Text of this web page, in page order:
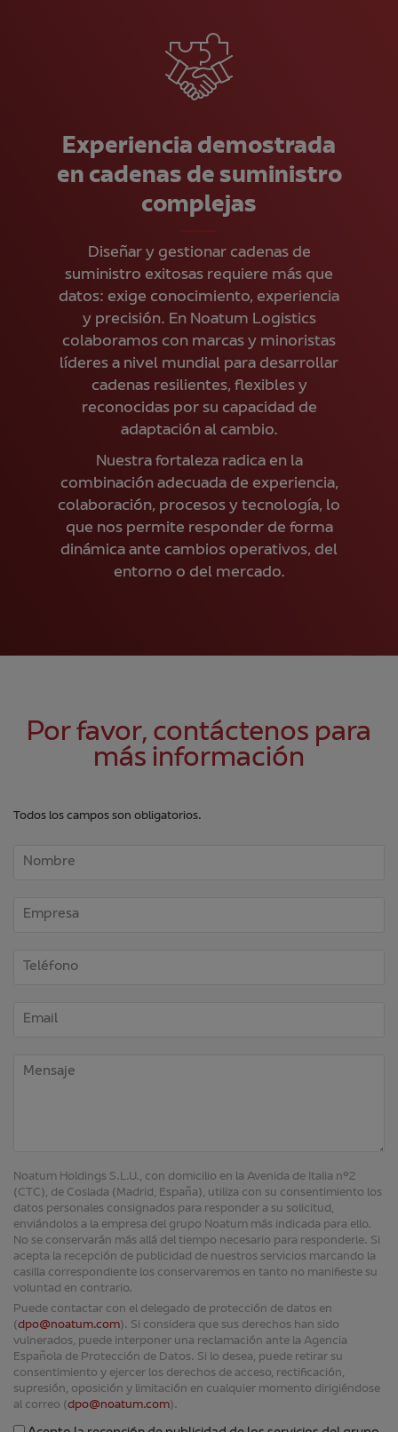
Experiencia demostrada
en cadenas de suministro
complejas
Diseñar y gestionar cadenas de
suministro exitosas requiere más que
datos: exige conocimiento, experiencia
y precisión. En Noatum Logistics
colaboramos con marcas y minoristas
líderes a nivel mundial para desarrollar
cadenas resilientes, flexibles y
reconocidas por su capacidad de
adaptación al cambio.
Nuestra fortaleza radica en la
combinación adecuada de experiencia,
colaboración, procesos y tecnología, lo
que nos permite responder de forma
dinámica ante cambios operativos, del
entorno o del mercado.
Por favor, contáctenos para
más información
Todos los campos son obligatorios.
Noatum Holdings S.L.U., con domicilio en la Avenida de Italia nº2
(CTC), de Coslada (Madrid, España), utiliza con su consentimiento los
datos personales consignados para responder a su solicitud,
enviándolos a la empresa del grupo Noatum más indicada para ello.
No se conservarán más allá del tiempo necesario para responderle. Si
acepta la recepción de publicidad de nuestros servicios marcando la
casilla correspondiente los conservaremos en tanto no manifieste su
voluntad en contrario.
Puede contactar con el delegado de protección de datos en
(dpo@noatum.com). Si considera que sus derechos han sido
vulnerados, puede interponer una reclamación ante la Agencia
Española de Protección de Datos. Si lo desea, puede retirar su
consentimiento y ejercer los derechos de acceso, rectificación,
supresión, oposición y limitación en cualquier momento dirigiéndose
al correo (dpo@noatum.com).